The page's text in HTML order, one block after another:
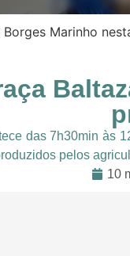
Marinho
das 7h30min às
pelos
10